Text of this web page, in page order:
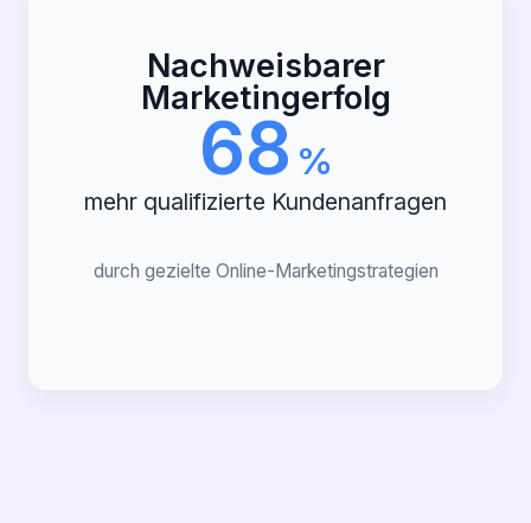
Nachweisbarer
Marketingerfolg
68 %
mehr qualifizierte Kundenanfragen
durch gezielte Online-Marketingstrategien